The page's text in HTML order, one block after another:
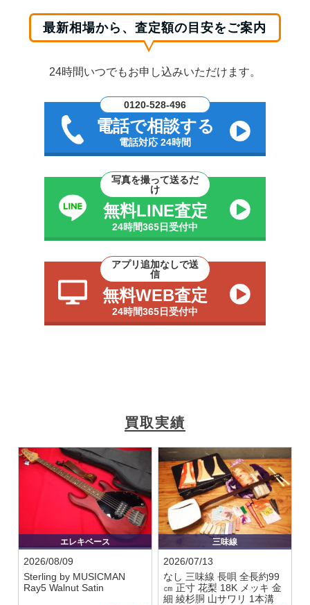
最新相場から、査定額の目安をご案内
24時間いつでもお申し込みいただけます。
0120-528-496
電話で相談する
電話対応 24時間
写真を撮って送るだ
け
無料LINE査定
24時間365日受付中
アプリ追加なしで送
信
無料WEB査定
24時間365日受付中
買取実績
エレキベース
2026/08/09
Sterling by MUSICMAN
Ray5 Walnut Satin
三味線
2026/07/13
なし 三味線 長唄 全長約99
㎝ 正寸 花梨 18K メッキ 金
細 綾杉胴 山サワリ 1本溝